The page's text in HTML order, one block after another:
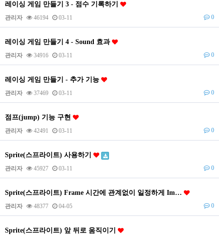
레이싱 게임 만들기 3 - 점수 기록하기
관리자 46194 03-11 0
레이싱 게임 만들기 4 - Sound 효과
관리자 34916 03-11 0
레이싱 게임 만들기 - 추가 기능
관리자 37469 03-11 0
점프(jump) 기능 구현
관리자 42491 03-11 0
Sprite(스프라이트) 사용하기
관리자 45927 03-11 0
Sprite(스프라이트) Frame 시간에 관계없이 일정하게 Im…
관리자 48377 04-05 0
Sprite(스프라이트) 앞 뒤로 움직이기